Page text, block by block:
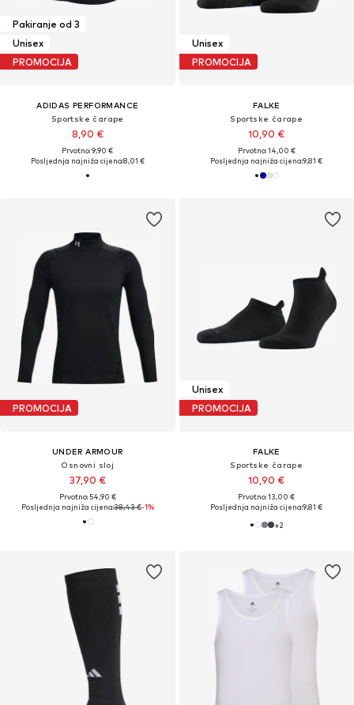
Pakiranje od 3
Unisex
PROMOCIJA
ADIDAS PERFORMANCE
Sportske čarape
8,90 €
Prvotno: 9,90 €
Posljednja najniža cijena:8,01 €
Unisex
PROMOCIJA
FALKE
Sportske čarape
10,90 €
Prvotno: 14,00 €
Posljednja najniža cijena:9,81 €
PROMOCIJA
UNDER ARMOUR
Osnovni sloj
37,90 €
Prvotno: 54,90 €
Posljednja najniža cijena:38,43 €-1%
Unisex
PROMOCIJA
FALKE
Sportske čarape
10,90 €
Prvotno: 13,00 €
Posljednja najniža cijena:9,81 €
+2